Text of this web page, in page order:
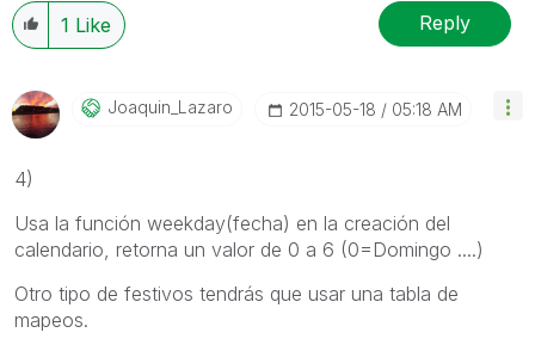
1 Like Reply
Joaquin_Lazaro ‎2015-05-18 05:18 AM
4)
Usa la función weekday(fecha) en la creación del
calendario, retorna un valor de 0 a 6 (0=Domingo ....)
Otro tipo de festivos tendrás que usar una tabla de
mapeos.